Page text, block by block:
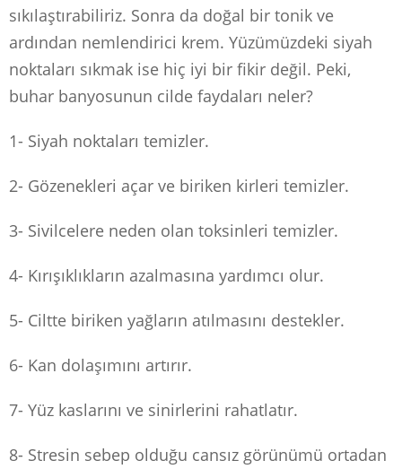
sıkılaştırabiliriz. Sonra da doğal bir tonik ve
ardından nemlendirici krem. Yüzümüzdeki siyah
noktaları sıkmak ise hiç iyi bir fikir değil. Peki,
buhar banyosunun cilde faydaları neler?
1- Siyah noktaları temizler.
2- Gözenekleri açar ve biriken kirleri temizler.
3- Sivilcelere neden olan toksinleri temizler.
4- Kırışıklıkların azalmasına yardımcı olur.
5- Ciltte biriken yağların atılmasını destekler.
6- Kan dolaşımını artırır.
7- Yüz kaslarını ve sinirlerini rahatlatır.
8- Stresin sebep olduğu cansız görünümü ortadan